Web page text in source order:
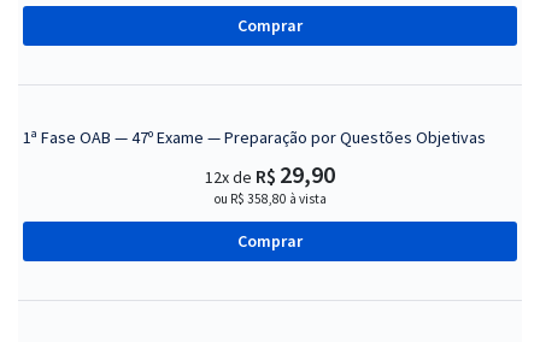
Comprar
1ª Fase OAB — 47º Exame — Preparação por Questões Objetivas
12x de R$ 29,90
ou R$ 358,80 à vista
Comprar